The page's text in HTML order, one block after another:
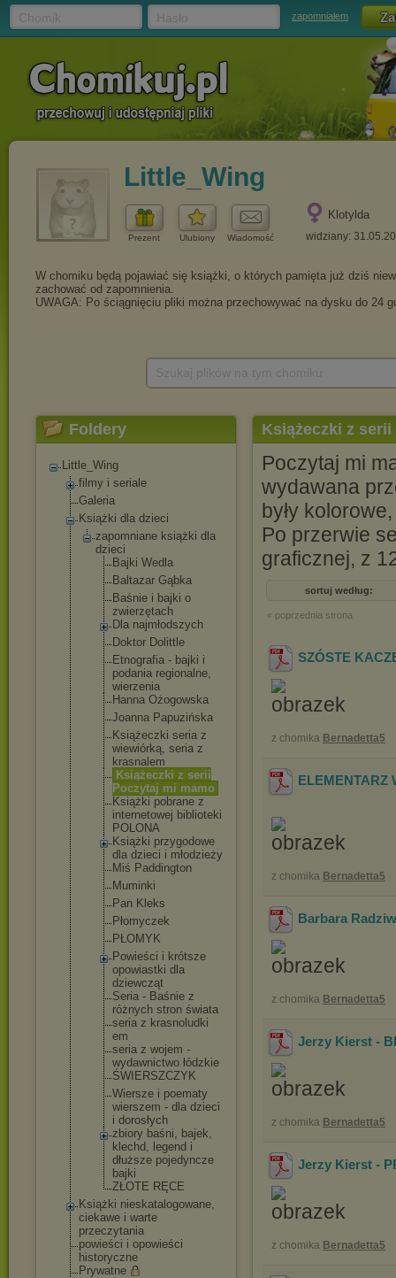
zapomniałem
Little_Wing
Prezent Ulubiony Wiadomość
Klotylda
widziany:
Foldery
Little_Wing
filmy i seriale
Galeria
Książki dla dzieci
zapomniane książki dla
dzieci
Bajki Wedla
Baltazar Gąbka
Baśnie i bajki o
zwierzętach
Dla najmłodszyc h
Doktor Dolittle
Etnografia - bajki i
podania regionalne,
wierzenia
Hanna Ożogowska
Joanna Papuzińska
Książeczki seria z
wiewiórką, seria z
krasnalem
Książeczki z serii
Poczytaj mi mamo
Książki pobrane z
internetowej biblioteki
POLONA
Książki przygodowe
dla dzieci i młodzieży
Miś Paddington
Muminki
Pan Kleks
Płomyczek
PŁOMYK
Powieści i krótsze
opowiastki dla
dziewcząt
Seria - Baśnie z
różnych stron świata
seria z krasnoludki
em
seria z wojem -
wydawnictwo łódzkie
ŚWIERSZCZYK
Wiersze i poematy
wierszem - dla dzieci
i dorosłych
zbiory baśni, bajek,
klechd, legend i
dłuższe pojedyncze
bajki
ZŁOTE RĘCE
Książki nieskatalogowane,
ciekawe i warte
przeczytania
powieści i opowieści
historyczne
Prywatne
Książeczki z
Poczytaj mi
wydawana
były
Po przerwie
graficznej, z
sortuj według:
« poprzednia strona
SZÓSTE
z chomika Bernadetta5
ELEMENTARZ
z chomika Bernadetta5
Barbara
z chomika Bernadetta5
Jerzy Kierst -
z chomika Bernadetta5
Jerzy Kierst -
z chomika Bernadetta5